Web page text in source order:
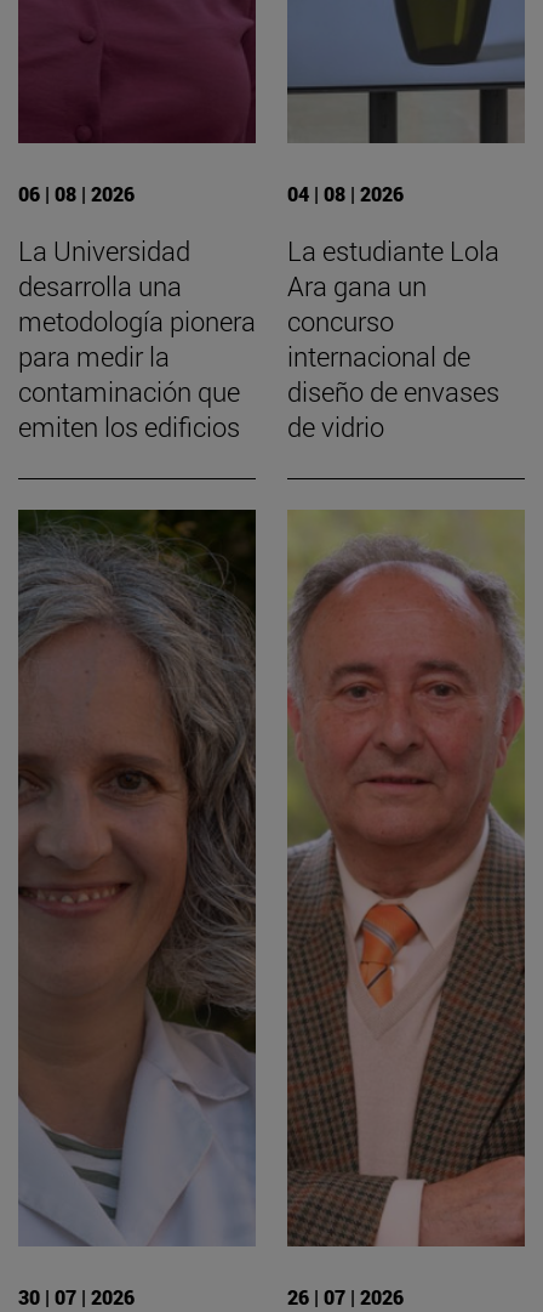
06 | 08 | 2026
La Universidad
desarrolla una
metodología pionera
para medir la
contaminación que
emiten los edificios
04 | 08 | 2026
La estudiante Lola
Ara gana un
concurso
internacional de
diseño de envases
de vidrio
30 | 07 | 2026 26 | 07 | 2026